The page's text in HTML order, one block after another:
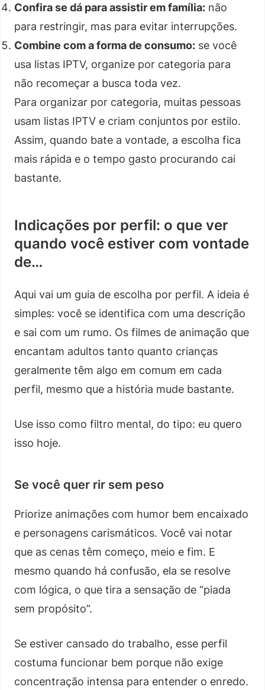
Confira se dá para assistir em família: não
para restringir, mas para evitar interrupções.
Combine com a forma de consumo: se você
usa listas IPTV, organize por categoria para
não recomeçar a busca toda vez.
Para organizar por categoria, muitas pessoas
usam listas IPTV e criam conjuntos por estilo.
Assim, quando bate a vontade, a escolha fica
mais rápida e o tempo gasto procurando cai
bastante.
Indicações por perfil: o que ver
quando você estiver com vontade
de…
Aqui vai um guia de escolha por perfil. A ideia é
simples: você se identifica com uma descrição
e sai com um rumo. Os filmes de animação que
encantam adultos tanto quanto crianças
geralmente têm algo em comum em cada
perfil, mesmo que a história mude bastante.
Use isso como filtro mental, do tipo: eu quero
isso hoje.
Se você quer rir sem peso
Priorize animações com humor bem encaixado
e personagens carismáticos. Você vai notar
que as cenas têm começo, meio e fim. E
mesmo quando há confusão, ela se resolve
com lógica, o que tira a sensação de “piada
sem propósito”.
Se estiver cansado do trabalho, esse perfil
costuma funcionar bem porque não exige
concentração intensa para entender o enredo.